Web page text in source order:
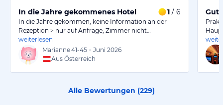
In die Jahre gekommenes Hotel 1 / 6
In die Jahre gekommen, keine Information an der
Rezeption > nur auf Anfrage, Zimmer nicht…
weiterlesen
Marianne41-45 • Juni 2026
Aus Österreich
Alle Bewertungen (229)